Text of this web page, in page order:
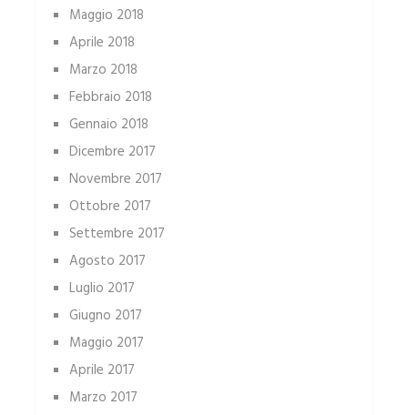
Maggio 2018
Aprile 2018
Marzo 2018
Febbraio 2018
Gennaio 2018
Dicembre 2017
Novembre 2017
Ottobre 2017
Settembre 2017
Agosto 2017
Luglio 2017
Giugno 2017
Maggio 2017
Aprile 2017
Marzo 2017